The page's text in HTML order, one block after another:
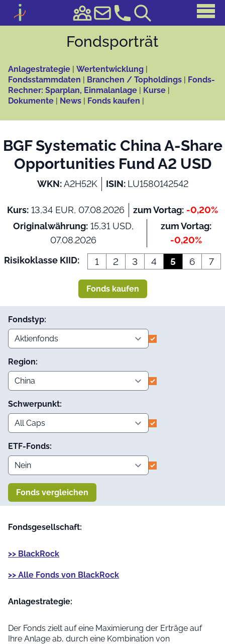
Fonds­porträt
Anlagestrategie | Wertentwicklung |
Fondsstammdaten | Branchen / Topholdings | Fonds-
Rechner: Sparplan, Einmalanlage | Kurse |
Dokumente | News | Fonds kaufen |
BGF Systematic China A-Share
Opportunities Fund A2 USD
WKN:A2H52K ISIN: LU1580142542
Kurs: 13,34 EUR, 07.08.2026 zum Vortag: -0,20%
Originalwährung: 15,31 USD,
07.08.2026
zum Vortag:
-0,20%
Risikoklasse KIID:
1 2 3 4 5 6 7
Fonds kaufen
Fondstyp:
Region:
Schwerpunkt:
ETF-Fonds:
Fonds vergleichen
Fondsgesellschaft:
>> BlackRock
>> Alle Fonds von BlackRock
Anlage­strategie:
Der Fonds zielt auf eine Maximierung der Erträge auf
Ihre Anlage ab, durch eine Kombination von